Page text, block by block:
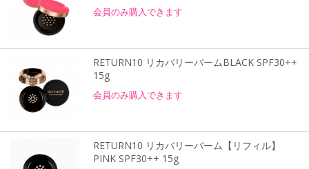
会員のみ購入できます
RETURN10 リカバリーバームBLACK SPF30++
15g
会員のみ購入できます
RETURN10 リカバリーバーム【リフィル】
PINK SPF30++ 15g